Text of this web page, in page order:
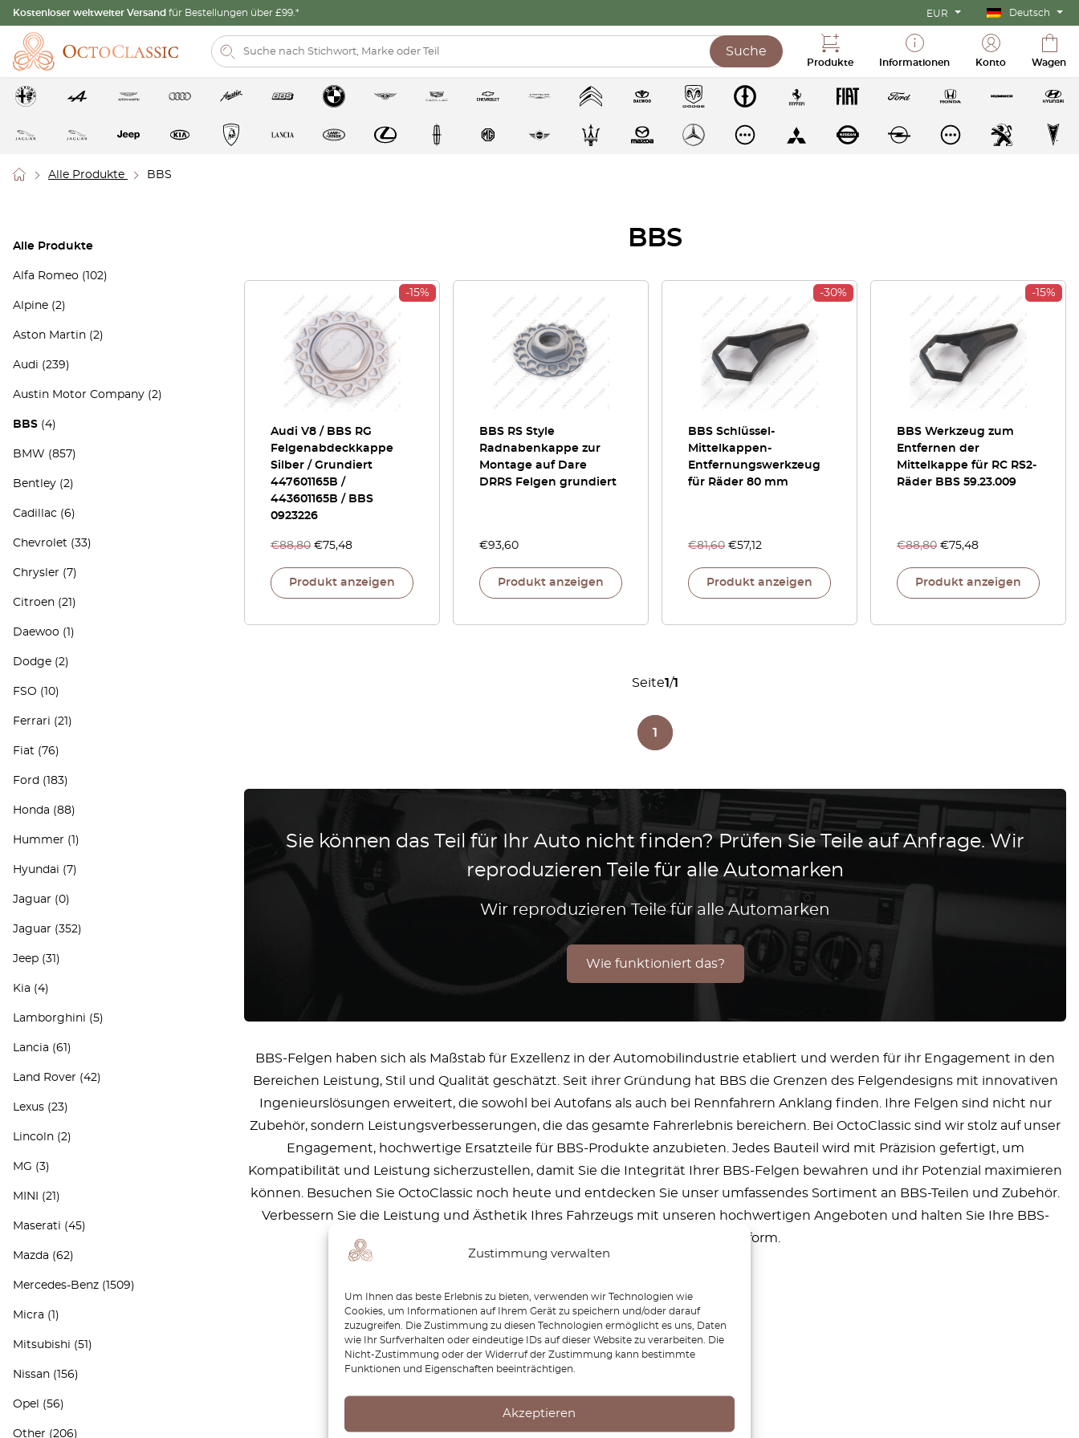
Zustimmung verwalten
Um Ihnen das beste Erlebnis zu bieten, verwenden wir Technologien wie
Cookies, um Informationen auf Ihrem Gerät zu speichern und/oder darauf
zuzugreifen. Die Zustimmung zu diesen Technologien ermöglicht es uns, Daten
wie Ihr Surfverhalten oder eindeutige IDs auf dieser Website zu verarbeiten. Die
Nicht-Zustimmung oder der Widerruf der Zustimmung kann bestimmte
Funktionen und Eigenschaften beeinträchtigen.
Akzeptieren
Kostenloser weltweiter Versand für Bestellungen über £99.* EUR Deutsch
Suche
Produkte Informationen Konto Wagen
Alle Produkte BBS
Alle Produkte
Alfa Romeo (102)
Alpine (2)
Aston Martin (2)
Audi (239)
Austin Motor Company (2)
BBS (4)
BMW (857)
Bentley (2)
Cadillac (6)
Chevrolet (33)
Chrysler (7)
Citroen (21)
Daewoo (1)
Dodge (2)
FSO (10)
Ferrari (21)
Fiat (76)
Ford (183)
Honda (88)
Hummer (1)
Hyundai (7)
Jaguar (0)
Jaguar (352)
Jeep (31)
Kia (4)
Lamborghini (5)
Lancia (61)
Land Rover (42)
Lexus (23)
Lincoln (2)
MG (3)
MINI (21)
Maserati (45)
Mazda (62)
Mercedes-Benz (1509)
Micra (1)
Mitsubishi (51)
Nissan (156)
Opel (56)
Other (206)
BBS
-15%
Audi V8 / BBS RG
Felgenabdeckkappe
Silber / Grundiert
447601165B /
443601165B / BBS
0923226
€88,80 €75,48
Produkt anzeigen
BBS RS Style
Radnabenkappe zur
Montage auf Dare
DRRS Felgen grundiert
€93,60
Produkt anzeigen
-30%
BBS Schlüssel-
Mittelkappen-
Entfernungswerkzeug
für Räder 80 mm
€81,60 €57,12
Produkt anzeigen
-15%
BBS Werkzeug zum
Entfernen der
Mittelkappe für RC RS2-
Räder BBS 59.23.009
€88,80 €75,48
Produkt anzeigen
Seite1/1
1
Sie können das Teil für Ihr Auto nicht finden? Prüfen Sie Teile auf Anfrage. Wir
reproduzieren Teile für alle Automarken
Wir reproduzieren Teile für alle Automarken
Wie funktioniert das?
BBS-Felgen haben sich als Maßstab für Exzellenz in der Automobilindustrie etabliert und werden für ihr Engagement in den
Bereichen Leistung, Stil und Qualität geschätzt. Seit ihrer Gründung hat BBS die Grenzen des Felgendesigns mit innovativen
Ingenieurslösungen erweitert, die sowohl bei Autofans als auch bei Rennfahrern Anklang finden. Ihre Felgen sind nicht nur
Zubehör, sondern Leistungsverbesserungen, die das gesamte Fahrerlebnis bereichern. Bei OctoClassic sind wir stolz auf unser
Engagement, hochwertige Ersatzteile für BBS-Produkte anzubieten. Jedes Bauteil wird mit Präzision gefertigt, um
Kompatibilität und Leistung sicherzustellen, damit Sie die Integrität Ihrer BBS-Felgen bewahren und ihr Potenzial maximieren
können. Besuchen Sie OctoClassic noch heute und entdecken Sie unser umfassendes Sortiment an BBS-Teilen und Zubehör.
Verbessern Sie die Leistung und Ästhetik Ihres Fahrzeugs mit unseren hochwertigen Angeboten und halten Sie Ihre BBS-
Felgen über Jahre hinweg in Bestform.